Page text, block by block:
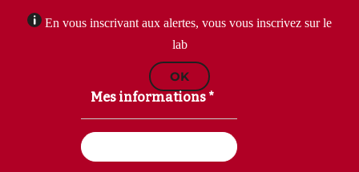
En vous inscrivant aux alertes, vous vous inscrivez sur le
lab
OK
Mes informations *